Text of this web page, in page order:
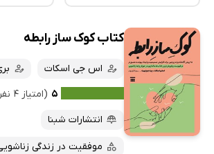
تازه‌ها
ارزان
همه کتاب‌ها
کتاب‌های صوتی
کتاب‌های متنی
کتاب کوک ساز رابطه
اس جی اسکات
۵ (امتیاز ۴ نفر)
انتشارات شبنا
موفقیت در زندگی